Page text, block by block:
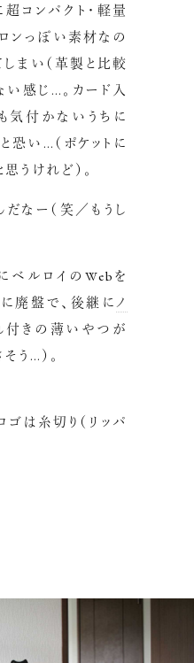
コンパクト・軽量
ンっぽい素材なの
しまい（革製と比較
い感じ…。カード入
気付かないうちに
恐い…（ポケットに
うけれど）。
だなー（笑／もうし
ベルロイのWebを
廃盤で、後継にノ
付きの薄いやつが
う…）。
ゴは糸切り（リッパ